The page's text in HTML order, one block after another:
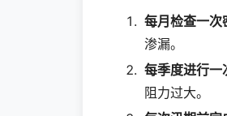
每月检查一次
渗漏。
每季度进行一
阻力过大。